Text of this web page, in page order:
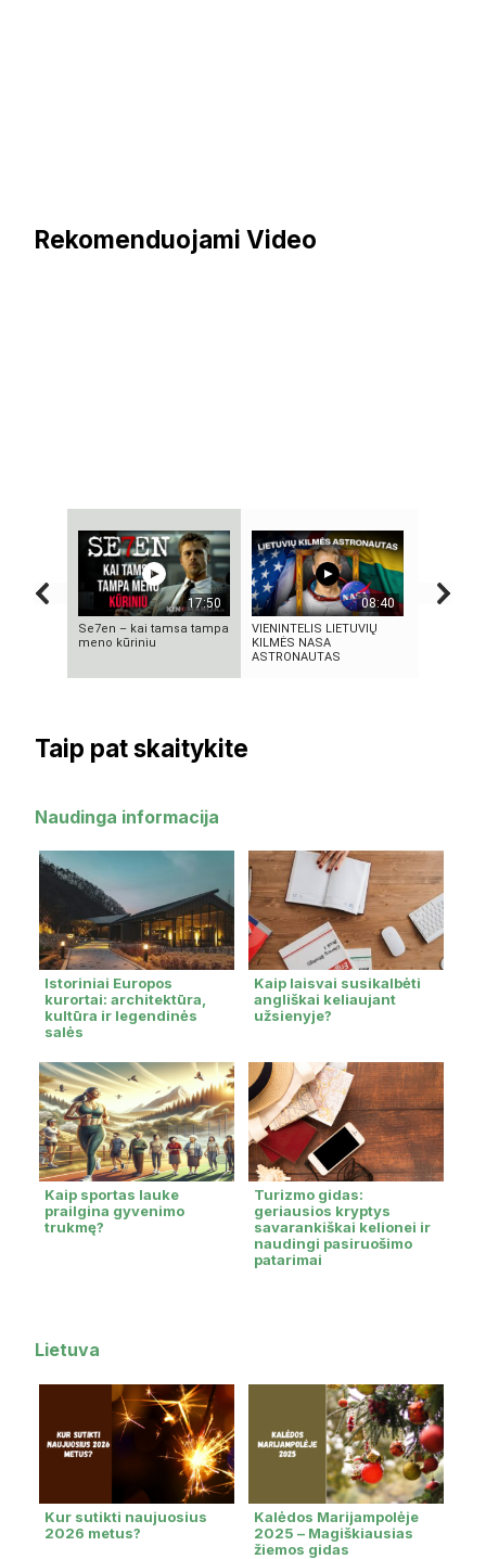
Rekomenduojami Video
17:50
Se7en – kai tamsa tampa
meno kūriniu
08:40
VIENINTELIS LIETUVIŲ
KILMĖS NASA
ASTRONAUTAS
Taip pat skaitykite
Naudinga informacija
Istoriniai Europos
kurortai: architektūra,
kultūra ir legendinės
salės
Kaip laisvai susikalbėti
angliškai keliaujant
užsienyje?
Kaip sportas lauke
prailgina gyvenimo
trukmę?
Turizmo gidas:
geriausios kryptys
savarankiškai kelionei ir
naudingi pasiruošimo
patarimai
Lietuva
Kur sutikti naujuosius
2026 metus?
Kalėdos Marijampolėje
2025 – Magiškiausias
žiemos gidas